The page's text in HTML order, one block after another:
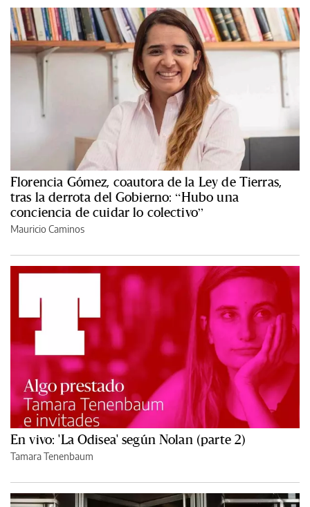
Florencia Gómez, coautora de la Ley de Tierras,
tras la derrota del Gobierno: “Hubo una
conciencia de cuidar lo colectivo”
Mauricio Caminos
En vivo: 'La Odisea' según Nolan (parte 2)
Tamara Tenenbaum